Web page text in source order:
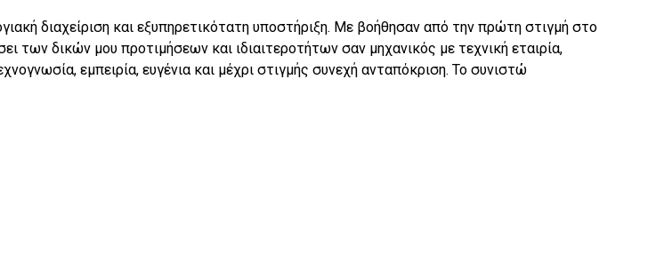
διαχείριση και εξυπηρετικότατη υποστήριξη. Με βοήθησαν από την πρώτη στιγμή στο
δικών μου προτιμήσεων και ιδιαιτεροτήτων σαν μηχανικός με τεχνική εταιρία,
εμπειρία, ευγένια και μέχρι στιγμής συνεχή ανταπόκριση. Το συνιστώ